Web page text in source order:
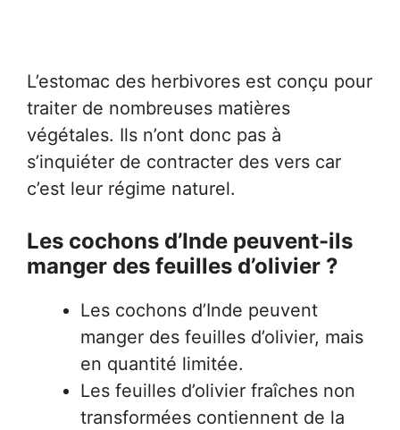
L’estomac des herbivores est conçu pour
traiter de nombreuses matières
végétales. Ils n’ont donc pas à
s’inquiéter de contracter des vers car
c’est leur régime naturel.
Les cochons d’Inde peuvent-ils
manger des feuilles d’olivier ?
Les cochons d’Inde peuvent
manger des feuilles d’olivier, mais
en quantité limitée.
Les feuilles d’olivier fraîches non
transformées contiennent de la